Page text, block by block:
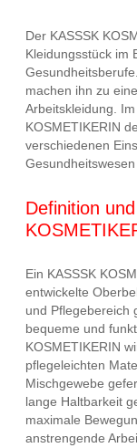
Der KASSSK
Kleidungsstück im
machen ihn zu
Arbeitskleidung.
KOSMETIKERIN
verschiedenen
Definition
Ein KASSSK
entwickelte
und Pflegebereich
bequeme und
KOSMETIKERIN
pflegeleichten
Mischgewebe
lange Haltbarkeit
maximale
anstrengende